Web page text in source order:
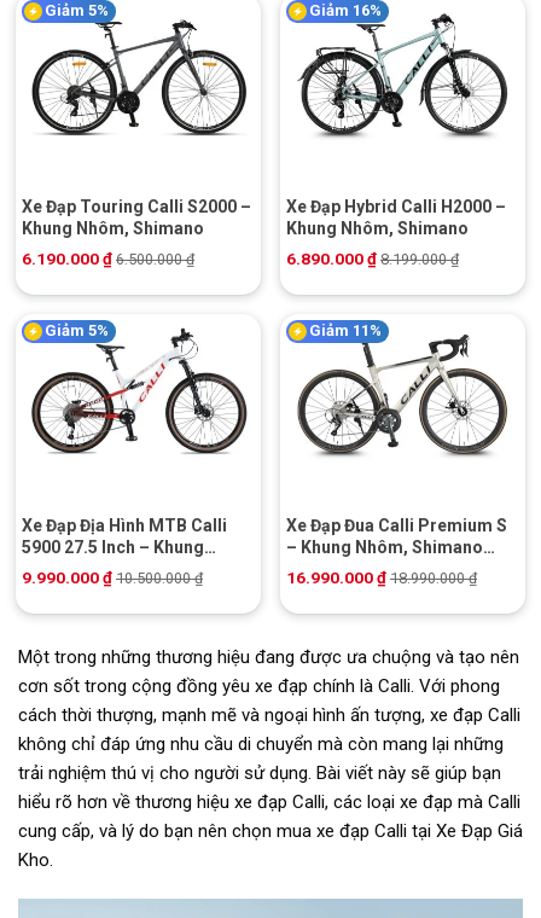
Giảm 5%
Xe Đạp Touring Calli S2000 –
Khung Nhôm, Shimano
6.190.000₫ 6.500.000₫
Giảm 16%
Xe Đạp Hybrid Calli H2000 –
Khung Nhôm, Shimano
6.890.000₫ 8.199.000₫
Giảm 5%
Xe Đạp Địa Hình MTB Calli
5900 27.5 Inch – Khung
Nhôm, Shimano Altus
9.990.000₫ 10.500.000₫
Giảm 11%
Xe Đạp Đua Calli Premium S
– Khung Nhôm, Shimano
Tiagra 4700
16.990.000₫ 18.990.000₫
Một trong những thương hiệu đang được ưa chuộng và tạo nên
cơn sốt trong cộng đồng yêu xe đạp chính là Calli. Với phong
cách thời thượng, mạnh mẽ và ngoại hình ấn tượng, xe đạp Calli
không chỉ đáp ứng nhu cầu di chuyển mà còn mang lại những
trải nghiệm thú vị cho người sử dụng. Bài viết này sẽ giúp bạn
hiểu rõ hơn về thương hiệu xe đạp Calli, các loại xe đạp mà Calli
cung cấp, và lý do bạn nên chọn mua xe đạp Calli tại Xe Đạp Giá
Kho.